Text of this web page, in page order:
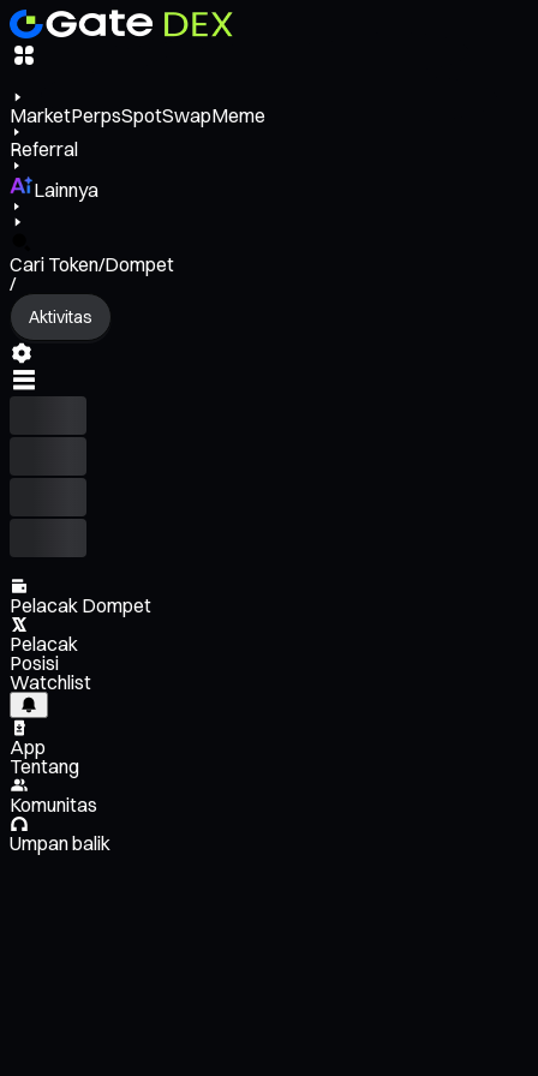
MarketPerpsSpotSwapMeme
Referral
Lainnya
Cari Token/Dompet
/
Aktivitas
Pelacak Dompet
Pelacak
Posisi
Watchlist
App
Tentang
Komunitas
Umpan balik